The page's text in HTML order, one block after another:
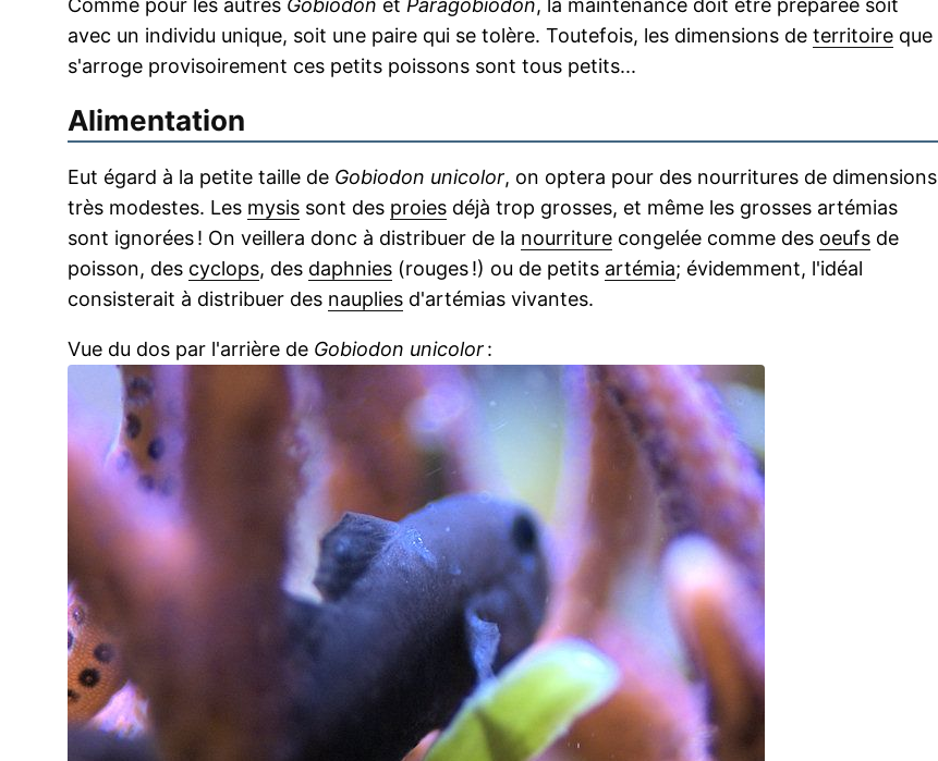
Comme pour les autres Gobiodon et Paragobiodon, la maintenance doit être préparée soit
avec un individu unique, soit une paire qui se tolère. Toutefois, les dimensions de territoire que
s'arroge provisoirement ces petits poissons sont tous petits...
Alimentation
Eut égard à la petite taille de Gobiodon unicolor, on optera pour des nourritures de dimensions
très modestes. Les mysis sont des proies déjà trop grosses, et même les grosses artémias
sont ignorées ! On veillera donc à distribuer de la nourriture congelée comme des oeufs de
poisson, des cyclops, des daphnies (rouges !) ou de petits artémia; évidemment, l'idéal
consisterait à distribuer des nauplies d'artémias vivantes.
Vue du dos par l'arrière de Gobiodon unicolor: